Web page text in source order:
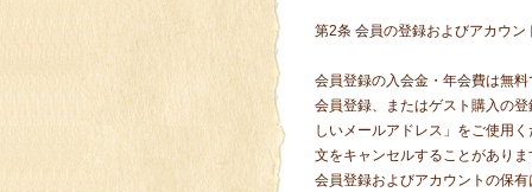
第2条 会員の登録およびアカウン
会員登録の入会金・年会費は無料
会員登録、またはゲスト購入の
しいメールアドレス」をご使用
文をキャンセルすることがありま
会員登録およびアカウントの保